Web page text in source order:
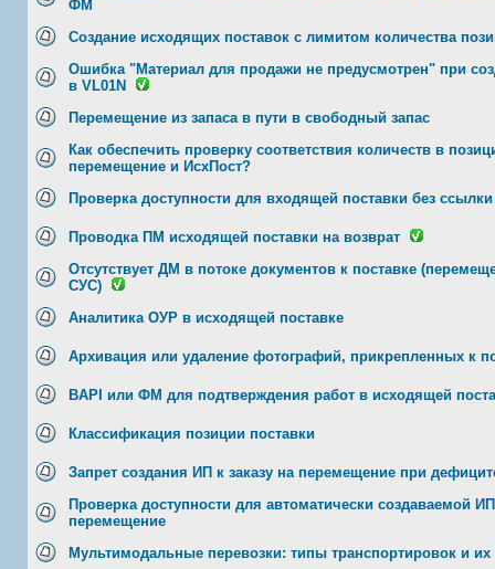
ФМ
Создание исходящих поставок с лимитом количества
Ошибка "Материал для продажи не предусмотрен" при
в VL01N
Перемещение из запаса в пути в свободный запас
Как обеспечить проверку соответствия количеств в
перемещение и ИсхПост?
Проверка доступности для входящей поставки без ссылки
Проводка ПМ исходящей поставки на возврат
Отсутствует ДМ в потоке документов к поставке
СУС)
Аналитика ОУР в исходящей поставке
Архивация или удаление фотографий, прикрепленных к
BAPI или ФМ для подтверждения работ в исходящей
Классификация позиции поставки
Запрет создания ИП к заказу на перемещение при
Проверка доступности для автоматически создаваемой ИП
перемещение
Мультимодальные перевозки: типы транспортировок и их